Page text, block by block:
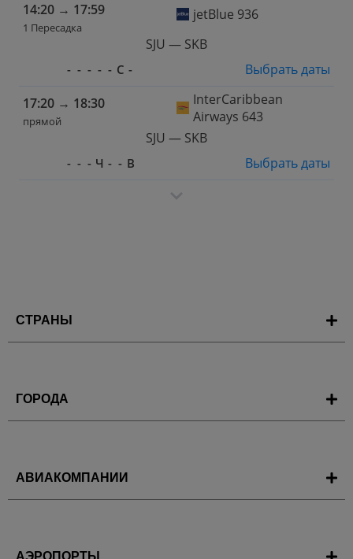
14:20 → 17:59
1 Пересадка
jetBlue 936
SJU — SKB
- - - - - С -
Выбрать даты
17:20 → 18:30
прямой
InterCaribbean
Airways 643
SJU — SKB
- - - Ч - - В Выбрать даты
СТРАНЫ
ГОРОДА
АВИАКОМПАНИИ
АЭРОПОРТЫ